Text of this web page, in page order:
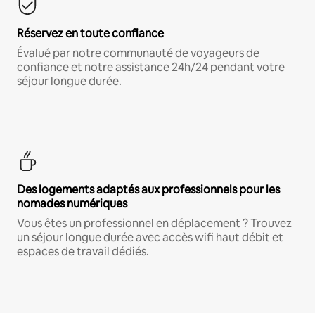
Réservez en toute confiance
Évalué par notre communauté de voyageurs de
confiance et notre assistance 24h/24 pendant votre
séjour longue durée.
Des logements adaptés aux professionnels pour les
nomades numériques
Vous êtes un professionnel en déplacement ? Trouvez
un séjour longue durée avec accès wifi haut débit et
espaces de travail dédiés.